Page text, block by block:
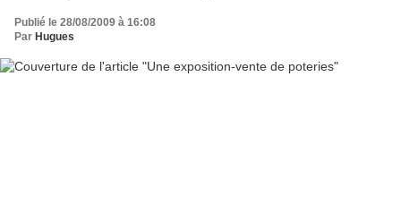
Publié le 28/08/2009 à 16:08
Par Hugues